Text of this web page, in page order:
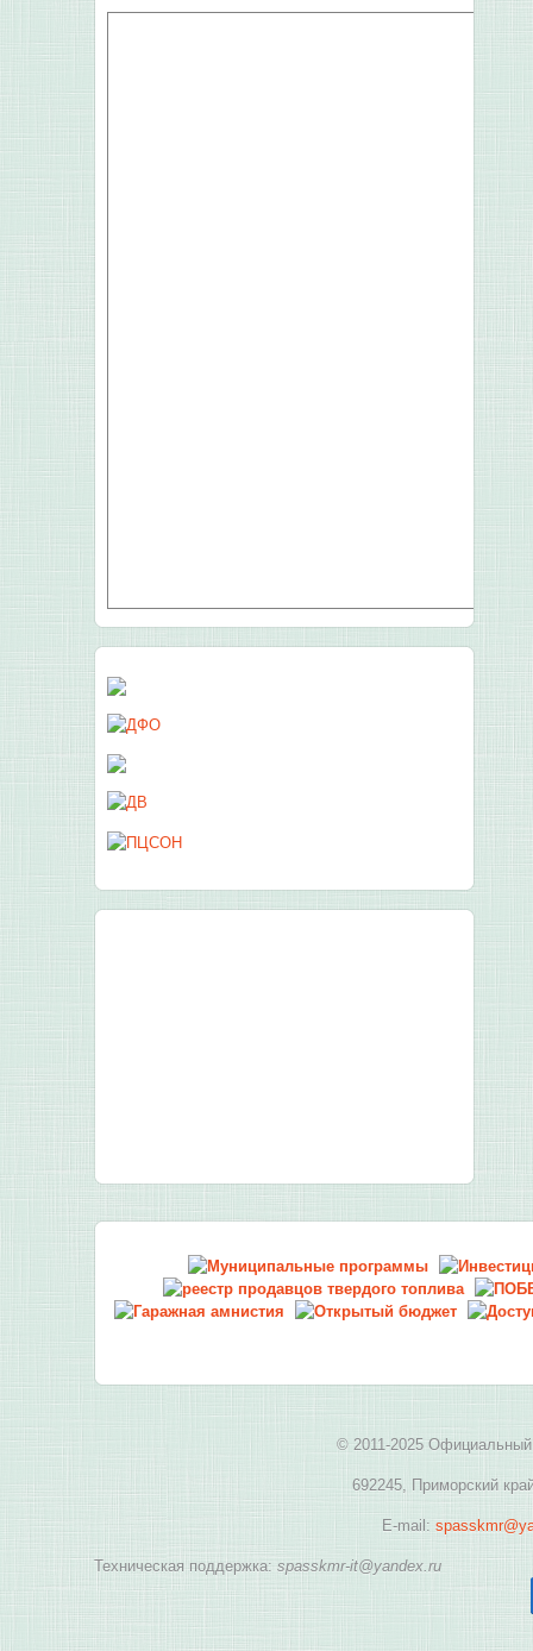
© 2011-2025 Официальный
692245, Приморский
E-mail:
Техническая поддержка: spasskmr-it@yandex.ru